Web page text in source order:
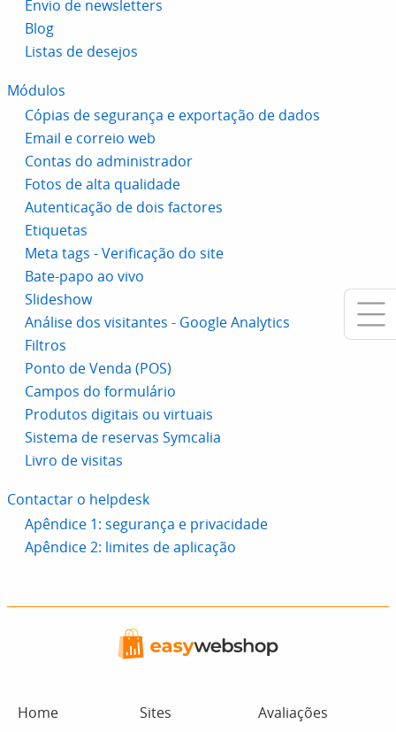
Envio de newsletters
Blog
Listas de desejos
Módulos
Cópias de segurança e exportação de dados
Email e correio web
Contas do administrador
Fotos de alta qualidade
Autenticação de dois factores
Etiquetas
Meta tags - Verificação do site
Bate-papo ao vivo
Slideshow
Análise dos visitantes - Google Analytics
Filtros
Ponto de Venda (POS)
Campos do formulário
Produtos digitais ou virtuais
Sistema de reservas Symcalia
Livro de visitas
Contactar o helpdesk
Apêndice 1: segurança e privacidade
Apêndice 2: limites de aplicação
Home Sites Avaliações